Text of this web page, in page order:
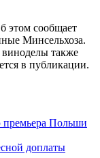
этом сообщает
Минсельхоза.
также
в публикации.
Польши
доплаты